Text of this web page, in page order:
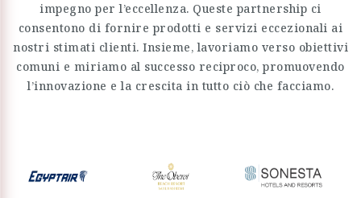
impegno per l’eccellenza. Queste partnership ci
consentono di fornire prodotti e servizi eccezionali ai
nostri stimati clienti. Insieme, lavoriamo verso obiettivi
comuni e miriamo al successo reciproco, promuovendo
l’innovazione e la crescita in tutto ciò che facciamo.